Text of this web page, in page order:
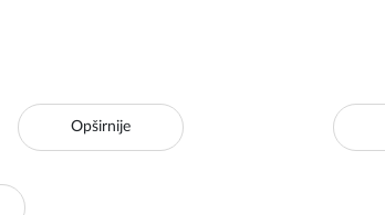
Opširnije